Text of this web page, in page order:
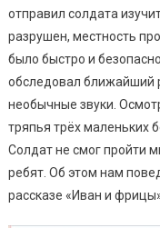
отправил солдата
разрушен, местность
было быстро и
обследовал ближайший
необычные звуки.
тряпья трёх маленьких
Солдат не смог пройти
ребят. Об этом нам
рассказе «Иван и